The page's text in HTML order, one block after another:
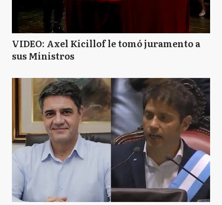
VIDEO: Axel Kicillof le tomó juramento a
sus Ministros